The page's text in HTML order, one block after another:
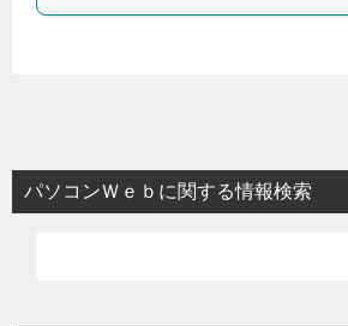
パソコンＷｅｂに関する情報検索